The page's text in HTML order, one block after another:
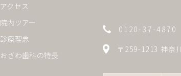
アクセス
院内ツアー
診療理念
おざわ歯科の特長
0120-37-4870
〒259-1213 神奈